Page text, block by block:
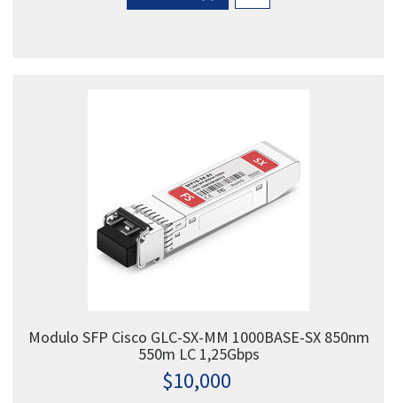
Modulo SFP Cisco GLC-SX-MM 1000BASE-SX 850nm
550m LC 1,25Gbps
$10,000